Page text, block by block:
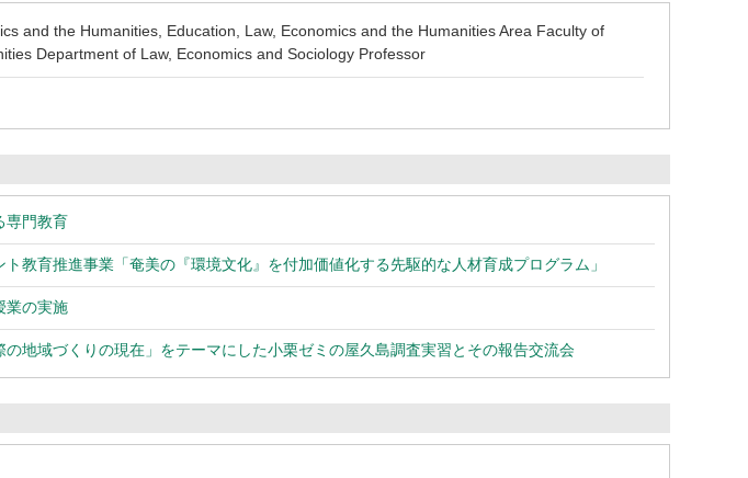
and the Humanities, Education, Law, Economics and the Humanities Area Faculty of
Department of Law, Economics and Sociology Professor
専門教育
教育推進事業「奄美の『環境文化』を付加価値化する先駆的な人材育成プログラム」
業の実施
地域づくりの現在」をテーマにした小栗ゼミの屋久島調査実習とその報告交流会